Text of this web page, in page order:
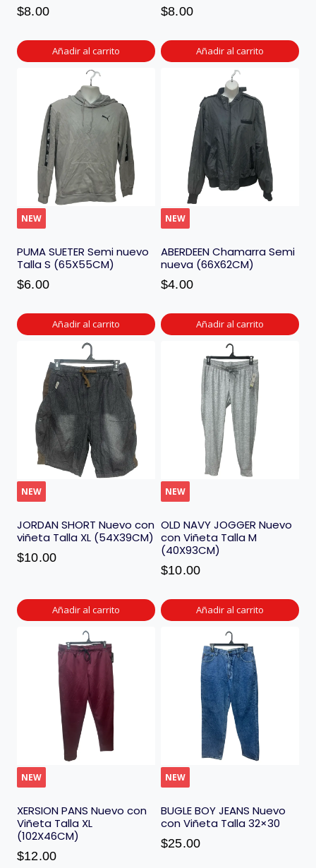
$8.00
Añadir al carrito
$8.00
Añadir al carrito
NEW
PUMA SUETER Semi nuevo
Talla S (65X55CM)
$6.00
Añadir al carrito
NEW
ABERDEEN Chamarra Semi
nueva (66X62CM)
$4.00
Añadir al carrito
NEW
JORDAN SHORT Nuevo con
viñeta Talla XL (54X39CM)
$10.00
Añadir al carrito
NEW
OLD NAVY JOGGER Nuevo
con Viñeta Talla M
(40X93CM)
$10.00
Añadir al carrito
NEW
XERSION PANS Nuevo con
Viñeta Talla XL
(102X46CM)
$12.00
NEW
BUGLE BOY JEANS Nuevo
con Viñeta Talla 32×30
$25.00